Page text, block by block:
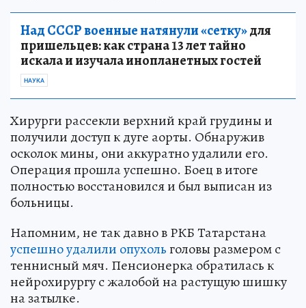
Над СССР военные натянули «сетку»для
пришельцев: как страна 13 лет тайно
искала и изучала инопланетных гостей
НАУКА
Хирурги рассекли верхний край грудины и
получили доступ к дуге аорты. Обнаружив
осколок мины, они аккуратно удалили его.
Операция прошла успешно. Боец в итоге
полностью восстановился и был выписан из
больницы.
Напомним, не так давно в РКБ Татарстана
успешно удалили опухольголовы размером с
теннисный мяч. Пенсионерка обратилась к
нейрохирургу с жалобой на растущую шишку
на затылке.